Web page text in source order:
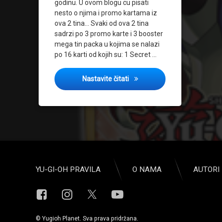
godinu. U ovom blogu cu pisati
nesto o njima i promo kartama iz
ova 2 tina… Svaki od ova 2 tina
sadrzi po 3 promo karte i 3 booster
mega tin packa u kojima se nalazi
po 16 karti od kojih su: 1 Secret …
Nastavite čitati YU-GI-OH Mega Tins 2015
YU-GI-OH PRAVILA O NAMA AUTORI
FacebookInstagramYouTube
© Yugioh Planet. Sva prava pridržana.